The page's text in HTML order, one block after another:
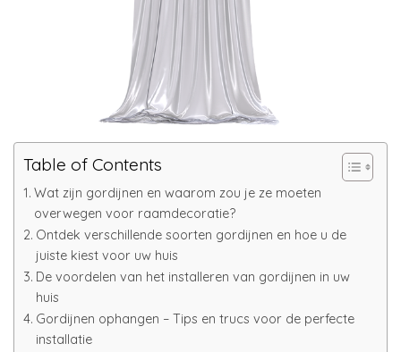
Table of Contents
Wat zijn gordijnen en waarom zou je ze moeten
overwegen voor raamdecoratie?
Ontdek verschillende soorten gordijnen en hoe u de
juiste kiest voor uw huis
De voordelen van het installeren van gordijnen in uw
huis
Gordijnen ophangen – Tips en trucs voor de perfecte
installatie